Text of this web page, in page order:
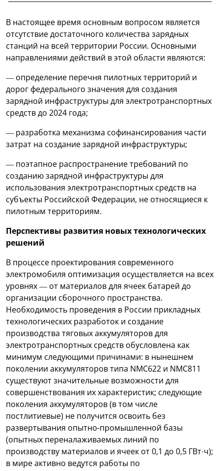
В настоящее время основным вопросом является
отсутствие достаточного количества зарядных
станций на всей территории России. Основными
направлениями действий в этой области являются:
— определение перечня пилотных территорий и
дорог федерального значения для создания
зарядной инфраструктуры для электротранспортных
средств до 2024 года;
— разработка механизма софинансирования части
затрат на создание зарядной инфраструктуры;
— поэтапное распространение требований по
созданию зарядной инфраструктуры для
использования электротранспортных средств на
субъекты Российской Федерации, не относящиеся к
пилотным территориям.
Перспективы развития новых технологических
решений
В процессе проектирования современного
электромобиля оптимизация осуществляется на всех
уровнях — от материалов для ячеек батарей до
организации сборочного пространства.
Необходимость проведения в России прикладных
технологических разработок и создание
производства тяговых аккумуляторов для
электротранспортных средств обусловлена как
минимум следующими причинами: в нынешнем
поколении аккумуляторов типа NMC622 и NMC811
существуют значительные возможности для
совершенствования их характеристик; следующие
поколения аккумуляторов (в том числе
постлитиевые) не получится освоить без
развертывания опытно-промышленной базы
(опытных переналаживаемых линий по
производству материалов и ячеек от 0,1 до 0,5 ГВт·ч);
в мире активно ведутся работы по